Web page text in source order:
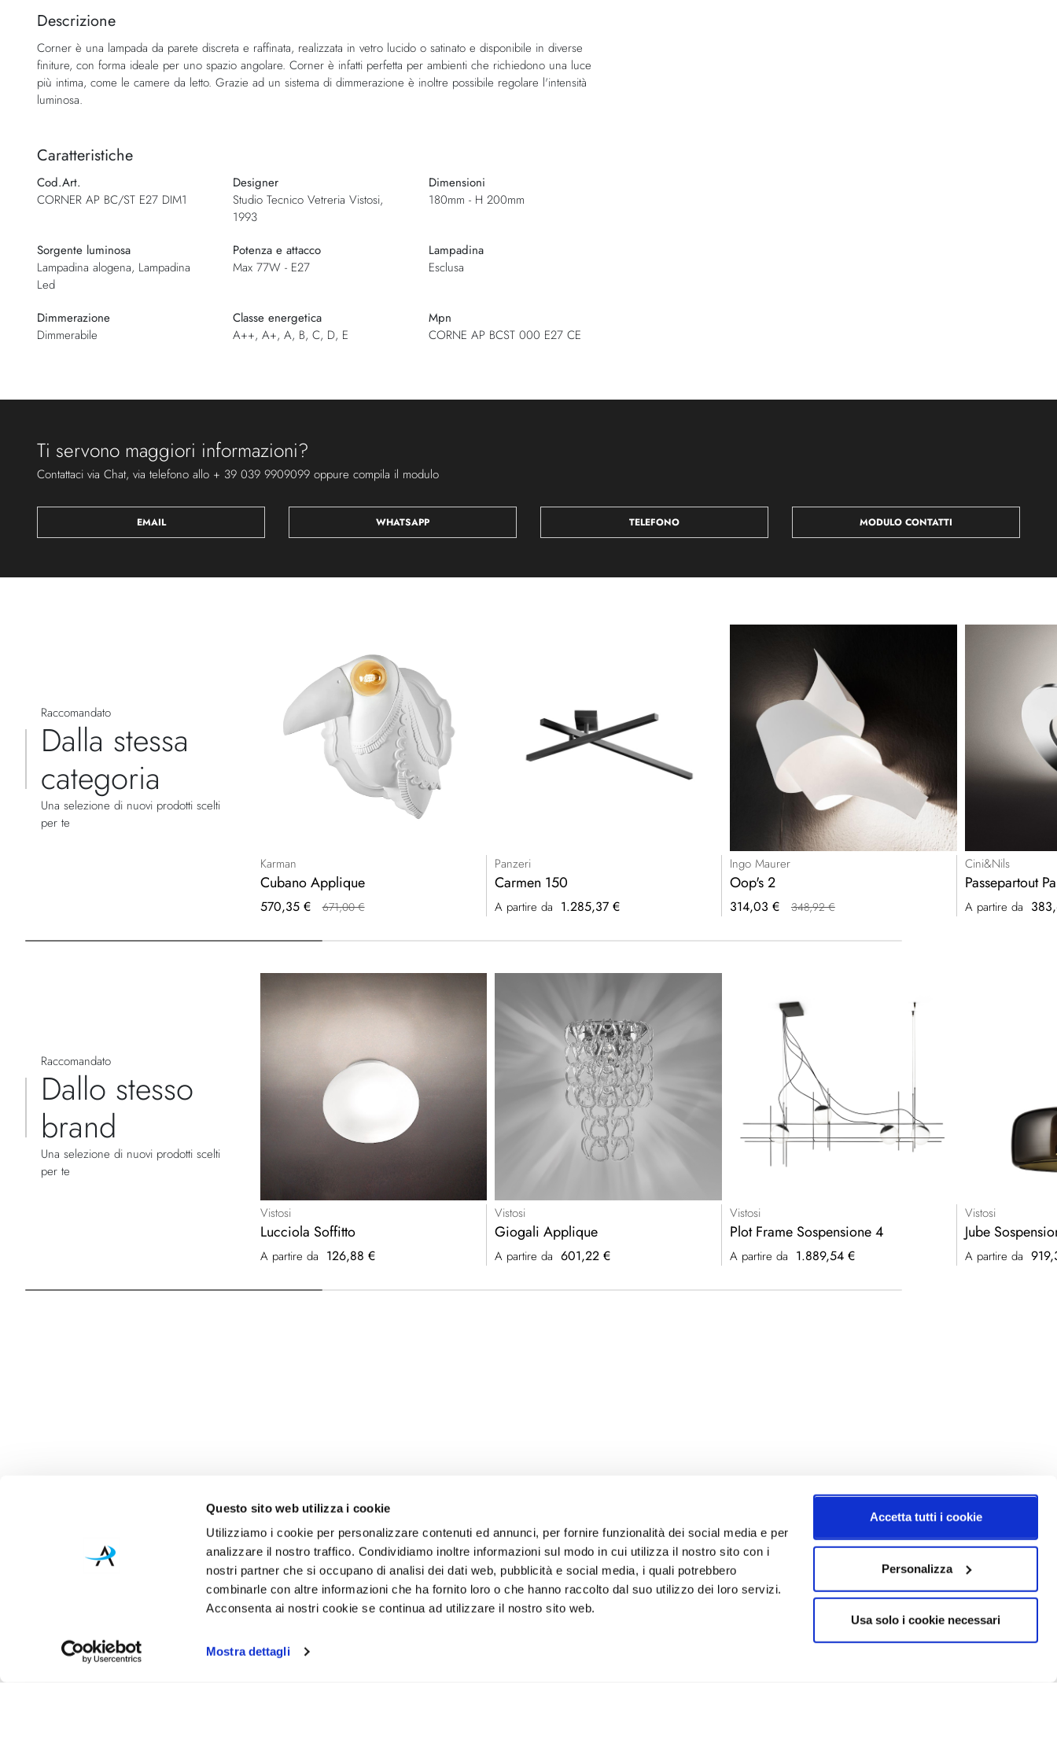
Questo sito web utilizza i cookie
Utilizziamo i cookie per personalizzare contenuti ed annunci, per fornire funzionalità dei social media e per
analizzare il nostro traffico. Condividiamo inoltre informazioni sul modo in cui utilizza il nostro sito con i
nostri partner che si occupano di analisi dei dati web, pubblicità e social media, i quali potrebbero
combinarle con altre informazioni che ha fornito loro o che hanno raccolto dal suo utilizzo dei loro servizi.
Acconsenta ai nostri cookie se continua ad utilizzare il nostro sito web.
Mostra dettagli
Accetta tutti i cookie
Personalizza
Usa solo i cookie necessari
della
di
immagini
Descrizione
Corner è una lampada da parete discreta e raffinata, realizzata in vetro lucido o satinato e disponibile in diverse
finiture, con forma ideale per uno spazio angolare. Corner è infatti perfetta per ambienti che richiedono una luce
più intima, come le camere da letto. Grazie ad un sistema di dimmerazione è inoltre possibile regolare l'intensità
luminosa.
Caratteristiche
Cod.Art.
CORNER AP BC/ST E27 DIM1
Designer
Studio Tecnico Vetreria Vistosi,
1993
Dimensioni
180mm - H 200mm
Sorgente luminosa
Lampadina alogena, Lampadina
Led
Potenza e attacco
Max 77W - E27
Lampadina
Esclusa
Dimmerazione
Dimmerabile
Classe energetica
A++, A+, A, B, C, D, E
Mpn
CORNE AP BCST 000 E27 CE
Ti servono maggiori informazioni?
Contattaci via Chat, via telefono allo + 39 039 9909099 oppure compila il modulo
EMAIL WHATSAPP TELEFONO MODULO CONTATTI
Raccomandato
Dalla stessa
categoria
Una selezione di nuovi prodotti scelti
per te
Karman
Cubano Applique
Prezzo
570,35 € 671,00 €
Panzeri
Carmen 150
A partire da 1.285,37 €
Ingo Maurer
Oop's 2
Prezzo
314,03 € 348,92 €
Cini&Nils
Passepartout
A partire da
Raccomandato
Dallo stesso
brand
Una selezione di nuovi prodotti scelti
per te
Vistosi
Lucciola Soffitto
A partire da 126,88 €
Vistosi
Giogali Applique
A partire da 601,22 €
Vistosi
Plot Frame Sospensione 4
A partire da 1.889,54 €
Vistosi
Jube
A partire da